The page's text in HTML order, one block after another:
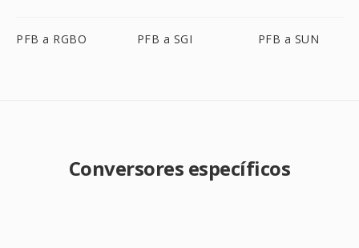
PFB a RGBO PFB a SGI PFB a SUN
Conversores específicos